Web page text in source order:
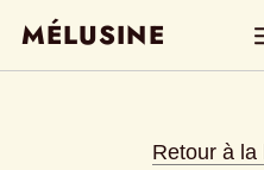
MÉLUSINE
Retour à la